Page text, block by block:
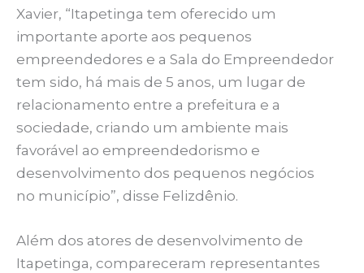
Xavier, “Itapetinga tem oferecido um
importante aporte aos pequenos
empreendedores e a Sala do Empreendedor
tem sido, há mais de 5 anos, um lugar de
relacionamento entre a prefeitura e a
sociedade, criando um ambiente mais
favorável ao empreendedorismo e
desenvolvimento dos pequenos negócios
no município”, disse Felizdênio.
Além dos atores de desenvolvimento de
Itapetinga, compareceram representantes